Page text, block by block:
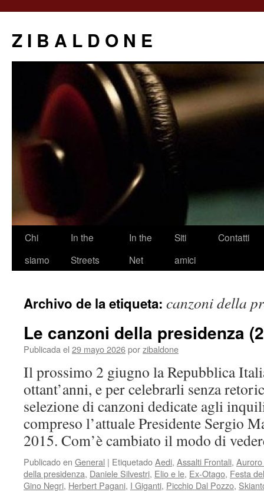
Z I B A L D O N E
Saltar
Chi
siamo
In the
Streets
In the
Net
Siti
amici
Contatti
Archivo de la etiqueta: canzoni della
Le canzoni della presidenza
Publicada el 29 mayo 2026porzibaldone
Il prossimo 2 giugno la Repubblica
ottant’anni, e per celebrarli senza
selezione di canzoni dedicate agli
compreso l’attuale Presidente Sergio
2015. Com’è cambiato il modo di
Publicado en General | EtiquetadoAedi, Assalti Frontali,
della presidenza, Daniele Silvestri, Elio e le, Ex-Otago, Festa
Gino Negri, Herbert Pagani, I Giganti, Picchio Dal Pozzo,